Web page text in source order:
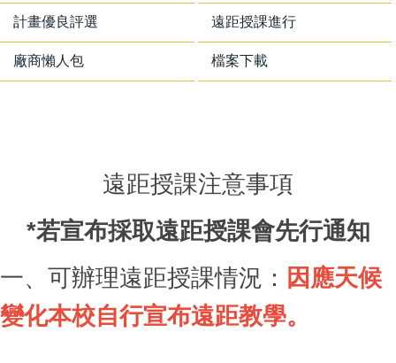
計畫優良評選 遠距授課進行
廠商懶人包 檔案下載
遠距授課注意事項
*若宣布採取遠距授課會先行通知
一、可辦理遠距授課情況： 因應天候
變化本校自行宣布遠距教學。